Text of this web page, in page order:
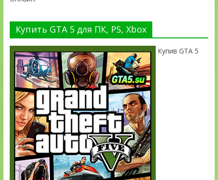
Купить GTA 5 для ПК, PS, Xbox
Купив GTA 5